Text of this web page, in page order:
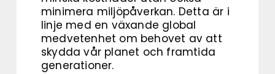
minimera miljöpåverkan. Detta är i
linje med en växande global
medvetenhet om behovet av att
skydda vår planet och framtida
generationer.